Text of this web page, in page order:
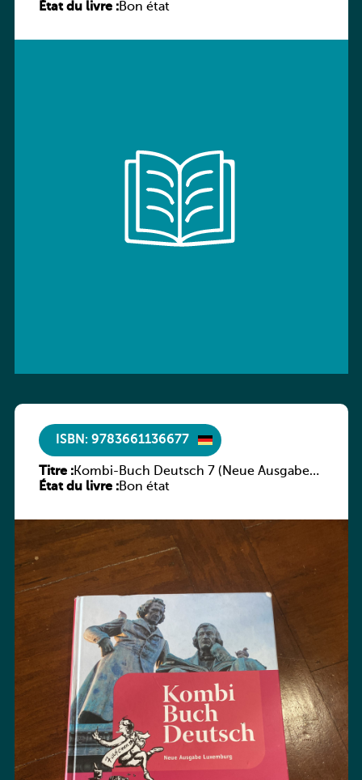
Sprachbuch
État du livre :Bon état
ISBN: 9783661136677
Titre :Kombi-Buch Deutsch 7 (Neue Ausgabe
Luxemburg)
État du livre :Bon état